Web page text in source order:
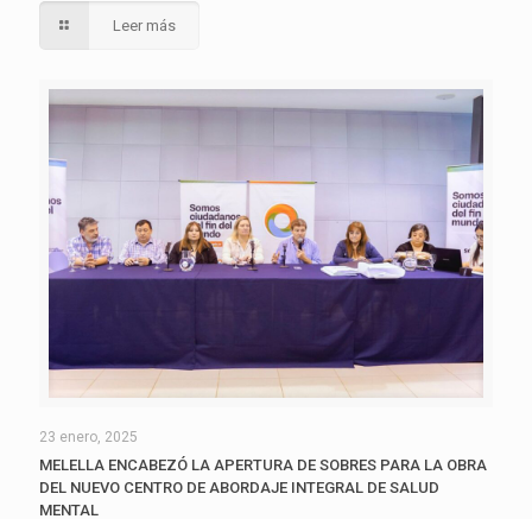
Leer más
23 enero, 2025
MELELLA ENCABEZÓ LA APERTURA DE SOBRES PARA LA OBRA
DEL NUEVO CENTRO DE ABORDAJE INTEGRAL DE SALUD
MENTAL